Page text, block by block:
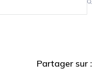
Partager sur :